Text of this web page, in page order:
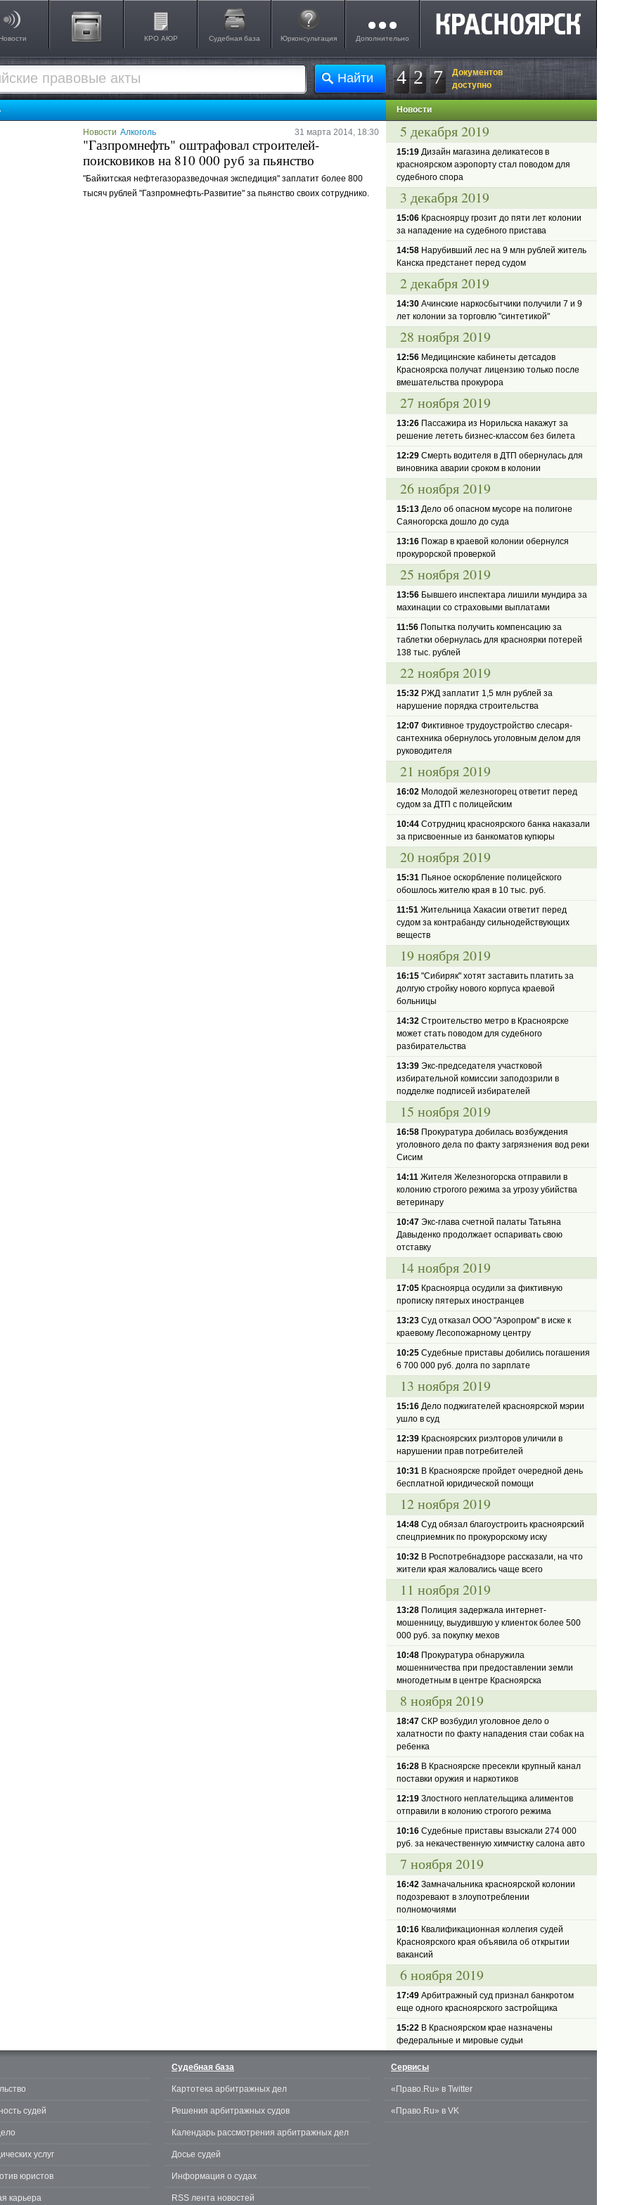
Новости КРО АЮР Судебная база Юрконсультация Дополнительно
4 2 7
Документов
доступно
31 марта 2014, 18:30
Новости Алкоголь
"Газпромнефть" оштрафовал строителей-
поисковиков на 810 000 руб за пьянство
"Байкитская нефтегазоразведочная экспедиция" заплатит более 800
тысяч рублей "Газпромнефть-Развитие" за пьянство своих сотруднико.
Новости
5 декабря 2019
15:19 Дизайн магазина деликатесов в
красноярском аэропорту стал поводом для
судебного спора
3 декабря 2019
15:06 Красноярцу грозит до пяти лет колонии
за нападение на судебного пристава
14:58 Нарубивший лес на 9 млн рублей житель
Канска предстанет перед судом
2 декабря 2019
14:30 Ачинские наркосбытчики получили 7 и 9
лет колонии за торговлю "синтетикой"
28 ноября 2019
12:56 Медицинские кабинеты детсадов
Красноярска получат лицензию только после
вмешательства прокурора
27 ноября 2019
13:26 Пассажира из Норильска накажут за
решение лететь бизнес-классом без билета
12:29 Смерть водителя в ДТП обернулась для
виновника аварии сроком в колонии
26 ноября 2019
15:13 Дело об опасном мусоре на полигоне
Саяногорска дошло до суда
13:16 Пожар в краевой колонии обернулся
прокурорской проверкой
25 ноября 2019
13:56 Бывшего инспектара лишили мундира за
махинации со страховыми выплатами
11:56 Попытка получить компенсацию за
таблетки обернулась для красноярки потерей
138 тыс. рублей
22 ноября 2019
15:32 РЖД заплатит 1,5 млн рублей за
нарушение порядка строительства
12:07 Фиктивное трудоустройство слесаря-
сантехника обернулось уголовным делом для
руководителя
21 ноября 2019
16:02 Молодой железногорец ответит перед
судом за ДТП с полицейским
10:44 Сотрудниц красноярского банка наказали
за присвоенные из банкоматов купюры
20 ноября 2019
15:31 Пьяное оскорбление полицейского
обошлось жителю края в 10 тыс. руб.
11:51 Жительница Хакасии ответит перед
судом за контрабанду сильнодействующих
веществ
19 ноября 2019
16:15 "Сибиряк" хотят заставить платить за
долгую стройку нового корпуса краевой
больницы
14:32 Строительство метро в Красноярске
может стать поводом для судебного
разбирательства
13:39 Экс-председателя участковой
избирательной комиссии заподозрили в
подделке подписей избирателей
15 ноября 2019
16:58 Прокуратура добилась возбуждения
уголовного дела по факту загрязнения вод реки
Сисим
14:11 Жителя Железногорска отправили в
колонию строгого режима за угрозу убийства
ветеринару
10:47 Экс-глава счетной палаты Татьяна
Давыденко продолжает оспаривать свою
отставку
14 ноября 2019
17:05 Красноярца осудили за фиктивную
прописку пятерых иностранцев
13:23 Суд отказал ООО "Аэропром" в иске к
краевому Лесопожарному центру
10:25 Судебные приставы добились погашения
6 700 000 руб. долга по зарплате
13 ноября 2019
15:16 Дело поджигателей красноярской мэрии
ушло в суд
12:39 Красноярских риэлторов уличили в
нарушении прав потребителей
10:31 В Красноярске пройдет очередной день
бесплатной юридической помощи
12 ноября 2019
14:48 Суд обязал благоустроить красноярский
спецприемник по прокурорскому иску
10:32 В Роспотребнадзоре рассказали, на что
жители края жаловались чаще всего
11 ноября 2019
13:28 Полиция задержала интернет-
мошенницу, выудившую у клиенток более 500
000 руб. за покупку мехов
10:48 Прокуратура обнаружила
мошенничества при предоставлении земли
многодетным в центре Красноярска
8 ноября 2019
18:47 СКР возбудил уголовное дело о
халатности по факту нападения стаи собак на
ребенка
16:28 В Красноярске пресекли крупный канал
поставки оружия и наркотиков
12:19 Злостного неплательщика алиментов
отправили в колонию строгого режима
10:16 Судебные приставы взыскали 274 000
руб. за некачественную химчистку салона авто
7 ноября 2019
16:42 Замначальника красноярской колонии
подозревают в злоупотреблении
полномочиями
10:16 Квалификационная коллегия судей
Красноярского края объявила об открытии
вакансий
6 ноября 2019
17:49 Арбитражный суд признал банкротом
еще одного красноярского застройщика
15:22 В Красноярском крае назначены
федеральные и мировые судьи
судей
услуг
юристов
карьера
Судебная база
Картотека арбитражных дел
Решения арбитражных судов
Календарь рассмотрения арбитражных дел
Досье судей
Информация о судах
RSS лента новостей
Сервисы
«Право.Ru» в Twitter
«Право.Ru» в VK